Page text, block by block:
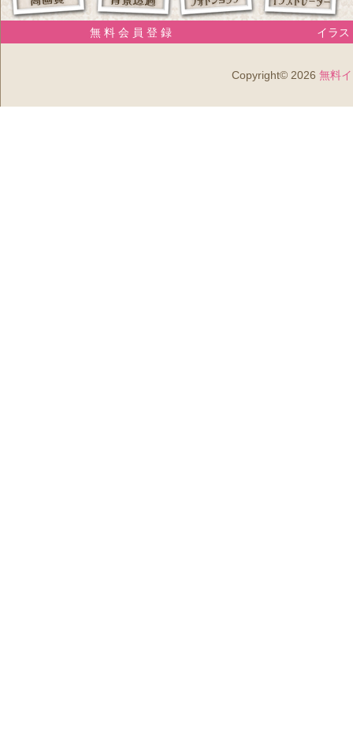
無 料 会 員 登 録 イラス
Copyright© 2026 無料